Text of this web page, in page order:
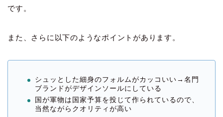
です。
また、さらに以下のようなポイントがあります。
シュッとした細身のフォルムがカッコいい→名門
ブランドがデザインソールにしている
国が軍物は国家予算を投じて作られているので、
当然ながらクオリティが高い